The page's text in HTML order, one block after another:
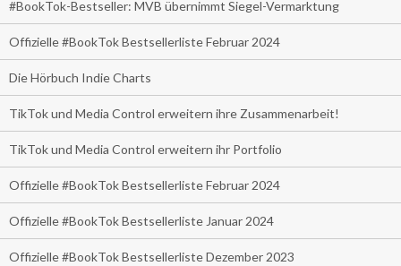
#BookTok-Bestseller: MVB übernimmt Siegel-Vermarktung
Offizielle #BookTok Bestsellerliste Februar 2024
Die Hörbuch Indie Charts
TikTok und Media Control erweitern ihre Zusammenarbeit!
TikTok und Media Control erweitern ihr Portfolio
Offizielle #BookTok Bestsellerliste Februar 2024
Offizielle #BookTok Bestsellerliste Januar 2024
Offizielle #BookTok Bestsellerliste Dezember 2023